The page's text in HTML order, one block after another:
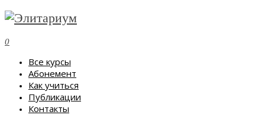
0
Все курсы
Абонемент
Как учиться
Публикации
Контакты